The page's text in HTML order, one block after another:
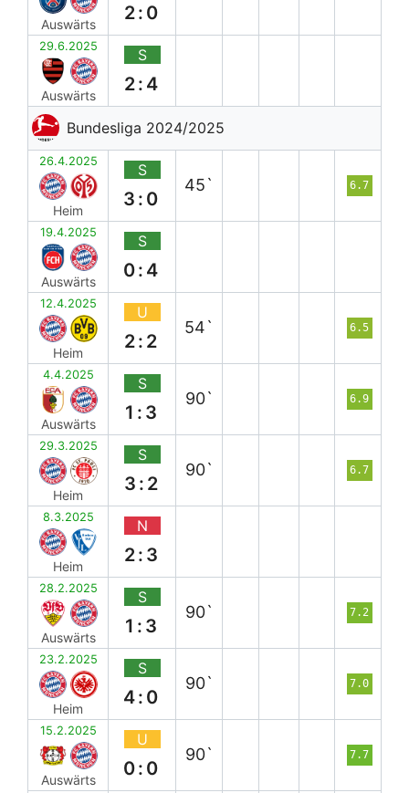
Auswärts
2:0
29.6.2025
Auswärts
S
2:4
Bundesliga 2024/2025
26.4.2025
Heim
S
3:0
45` 6.7
19.4.2025
Auswärts
S
0:4
12.4.2025
Heim
U
2:2
54` 6.5
4.4.2025
Auswärts
S
1:3
90` 6.9
29.3.2025
Heim
S
3:2
90` 6.7
8.3.2025
Heim
N
2:3
28.2.2025
Auswärts
S
1:3
90` 7.2
23.2.2025
Heim
S
4:0
90` 7.0
15.2.2025
Auswärts
U
0:0
90` 7.7